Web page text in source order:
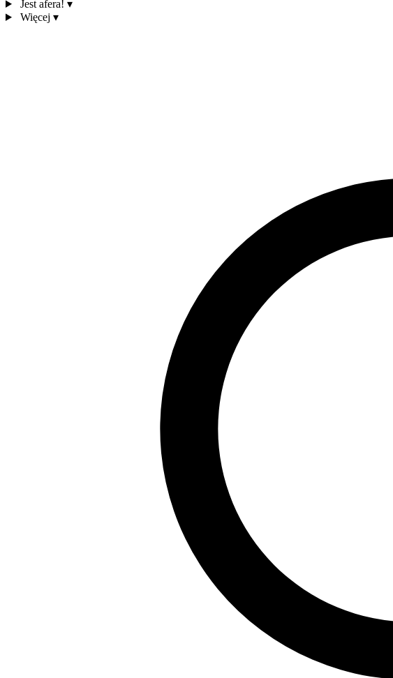
Jest afera! ▾
Więcej ▾